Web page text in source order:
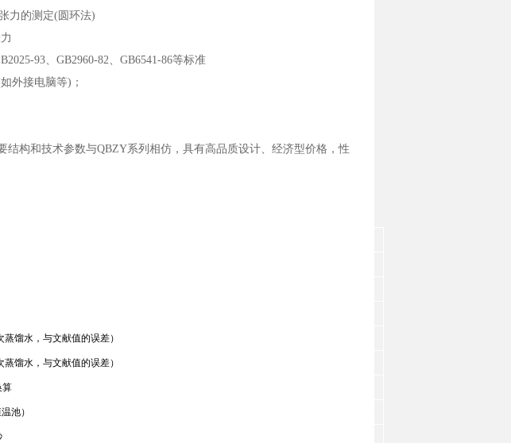
的测定(圆环法)
93、GB2960-82、GB6541-86等标准
外接电脑等)；
结构和技术参数与QBZY系列相仿，具有高品质设计、经济型价格，性
馏水，与文献值的误差）
馏水，与文献值的误差）
算
池）